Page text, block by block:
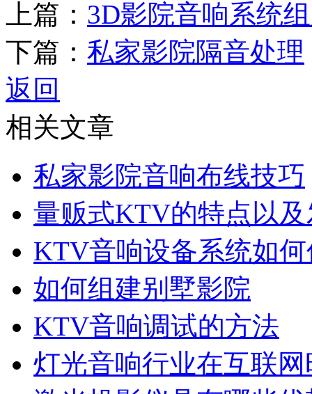
上篇： 3D影院音响系统
下篇： 私家影院隔音处理
返回
相关文章
私家影院音响布线技巧
量贩式KTV的特点以
KTV音响设备系统如
如何组建别墅影院
KTV音响调试的方法
灯光音响行业在互联